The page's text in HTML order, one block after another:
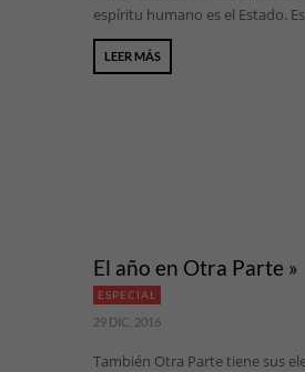
espíritu humano es el Estado.
LEER MÁS
El año en Otra Parte »
ESPECIAL
29 DIC, 2016
También Otra Parte tiene sus